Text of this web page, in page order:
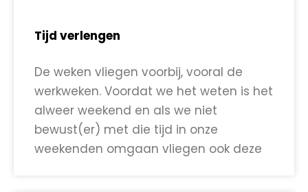
Tijd verlengen
De weken vliegen voorbij, vooral de
werkweken. Voordat we het weten is het
alweer weekend en als we niet
bewust(er) met die tijd in onze
weekenden omgaan vliegen ook deze